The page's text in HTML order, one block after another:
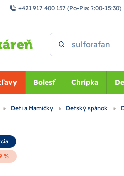
+421 917 400 157 (Po-Pia: 7:00-15:30)
Bolesť Chrípka
Deti a Mamičky Detský spánok
%